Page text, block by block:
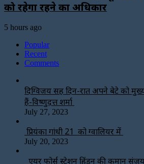
को रहेगा रहने का अधिकार
5 hours ago
Popular
Recent
Comments
दिग्विजय सिंह दिन-रात अपने बेटे को
हैं-विष्णुदत्त शर्मा
July 27, 2023
प्रियंका गांधी 21 को ग्वालियर में
July 20, 2023
एयर फोर्स स्टेशन हिंडन की कमान